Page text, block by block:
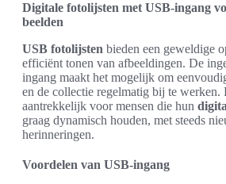
Digitale fotolijsten met USB-ingang
beelden
USB fotolijsten bieden een geweldige
efficiënt tonen van afbeeldingen. De
ingang maakt het mogelijk om
en de collectie regelmatig bij te werken.
aantrekkelijk voor mensen die hun
graag dynamisch houden, met steeds
herinneringen.
Voordelen van USB-ingang